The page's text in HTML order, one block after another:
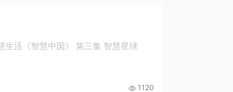
生活《智慧中国》 第三集 智慧星球
1120